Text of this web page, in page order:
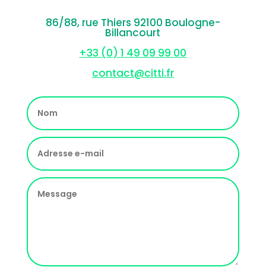
86/88, rue Thiers 92100 Boulogne-
Billancourt
+33 (0) 1 49 09 99 00
contact@citti.fr